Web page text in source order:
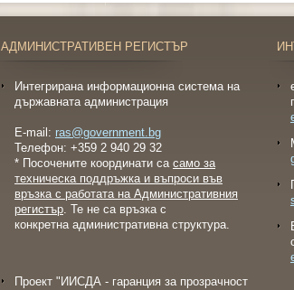
АДМИНИСТРАТИВЕН РЕГИСТЪР
Интегрирана информационна система на
държавната администрация
E-mail: ras@government.bg
Телефон: +359 2 940 29 32
* Посочените координати са само за
техническа поддръжка и въпроси във
връзка с работата на Административния
регистър. Те не са връзка с
конкретна административна структура.
Проект "ИИСДА - гаранция за прозрачност